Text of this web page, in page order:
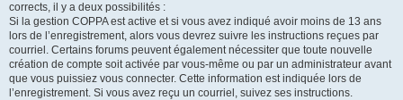
corrects, il y a deux possibilités :
Si la gestion COPPA est active et si vous avez indiqué avoir moins de 13 ans
lors de l’enregistrement, alors vous devrez suivre les instructions reçues par
courriel. Certains forums peuvent également nécessiter que toute nouvelle
création de compte soit activée par vous-même ou par un administrateur avant
que vous puissiez vous connecter. Cette information est indiquée lors de
l’enregistrement. Si vous avez reçu un courriel, suivez ses instructions.